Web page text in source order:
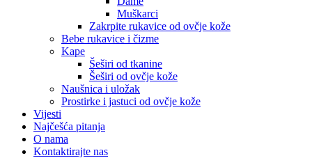
Muškarci
Zakrpite rukavice od ovčje kože
Bebe rukavice i čizme
Kape
Šeširi od tkanine
Šeširi od ovčje kože
Naušnica i uložak
Prostirke i jastuci od ovčje kože
Vijesti
Najčešća pitanja
O nama
Kontaktirajte nas